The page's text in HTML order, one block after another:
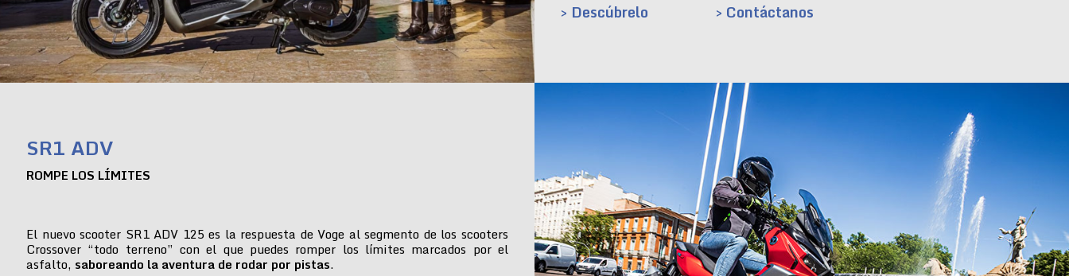
> Descúbrelo > Contáctanos
SR1 ADV
ROMPE LOS LÍMITES
El nuevo scooter SR1 ADV 125 es la respuesta de Voge al segmento de los scooters
Crossover “todo terreno” con el que puedes romper los límites marcados por el
asfalto, saboreando la aventura de rodar por pistas.